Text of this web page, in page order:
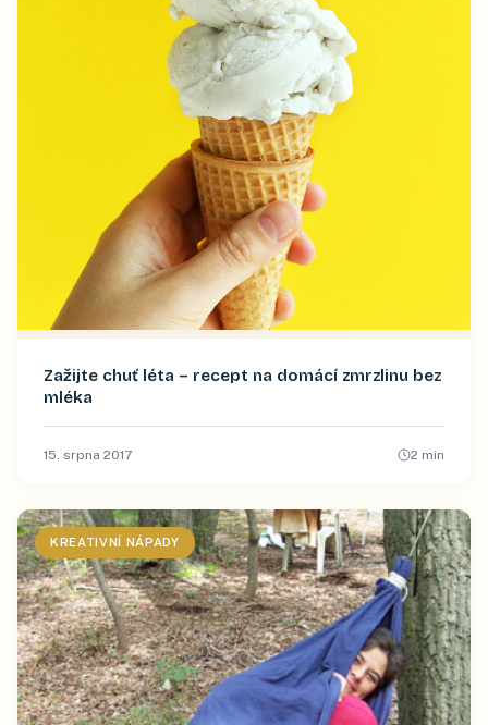
Zažijte chuť léta – recept na domácí zmrzlinu bez
mléka
15. srpna 2017 2 min
KREATIVNÍ NÁPADY